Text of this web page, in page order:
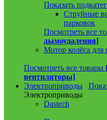
Показать
Струйные
парковок
Посмотреть все
дымоудаления]
Мотор колёса для
Посмотреть все товары
вентиляторы]
Электроприводы
Электроприводы
Dastech